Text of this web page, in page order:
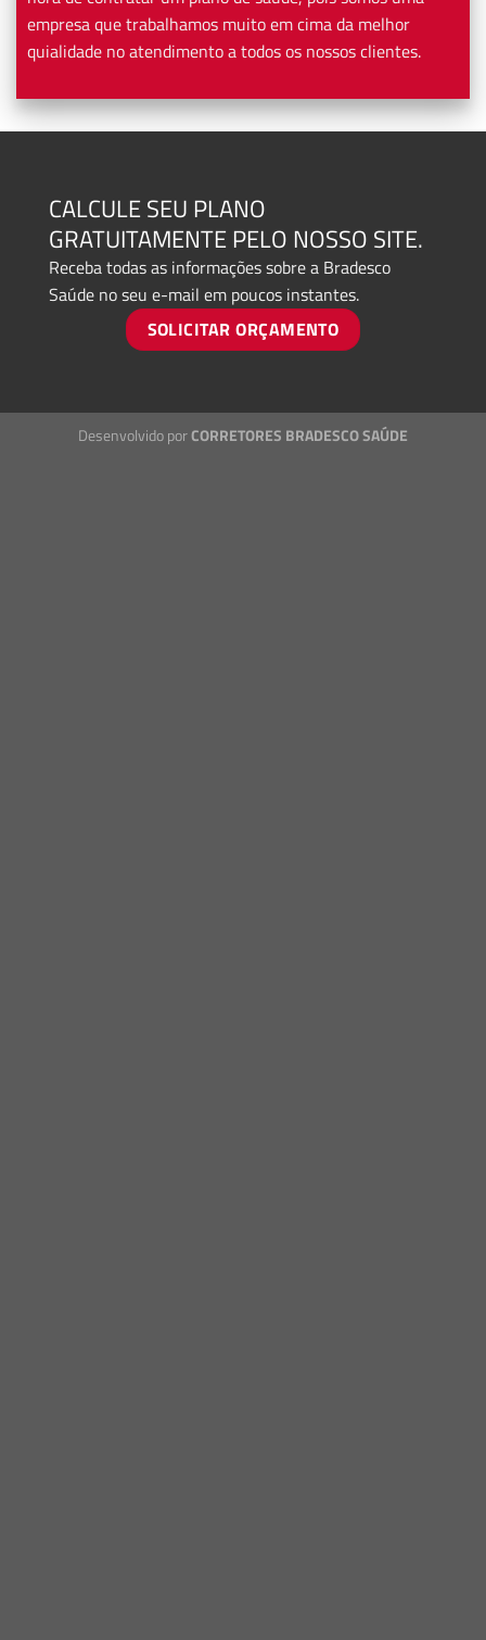
empresa que trabalhamos muito em cima da melhor
quialidade no atendimento a todos os nossos clientes.
CALCULE SEU PLANO
GRATUITAMENTE PELO NOSSO SITE.
Receba todas as informações sobre a Bradesco
Saúde no seu e-mail em poucos instantes.
SOLICITAR ORÇAMENTO
Desenvolvido porCORRETORES BRADESCO SAÚDE